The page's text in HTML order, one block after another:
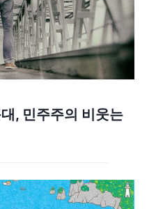
, 민주주의 비웃는